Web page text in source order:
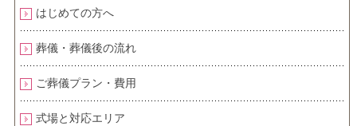
はじめての方へ
葬儀・葬儀後の流れ
ご葬儀プラン・費用
式場と対応エリア